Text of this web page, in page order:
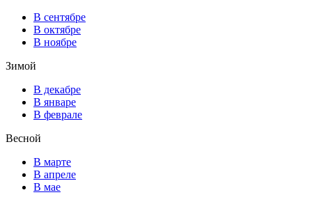
В сентябре
В октябре
В ноябре
Зимой
В декабре
В январе
В феврале
Весной
В марте
В апреле
В мае